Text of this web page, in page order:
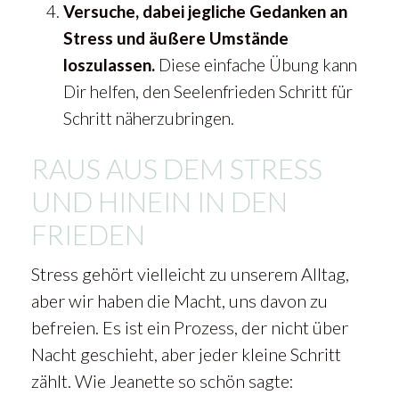
Versuche, dabei jegliche Gedanken an
Stress und äußere Umstände
loszulassen.Diese einfache Übung kann
Dir helfen, den Seelenfrieden Schritt für
Schritt näherzubringen.
RAUS AUS DEM STRESS
UND HINEIN IN DEN
FRIEDEN
Stress gehört vielleicht zu unserem Alltag,
aber wir haben die Macht, uns davon zu
befreien. Es ist ein Prozess, der nicht über
Nacht geschieht, aber jeder kleine Schritt
zählt. Wie Jeanette so schön sagte: